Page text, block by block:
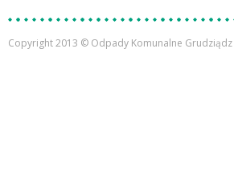
Copyright 2013 © Odpady Komunalne Grudziądz